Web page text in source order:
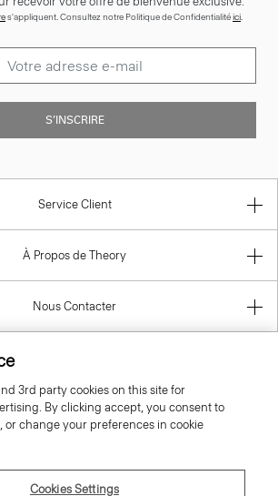
s'appliquent. Consultez notre Politique de Confidentialitéici.
S’INSCRIRE
Service Client
À Propos de Theory
Nous Contacter
3rd party cookies on this site for
By clicking accept, you consent to
or change your preferences in cookie
Cookies Settings